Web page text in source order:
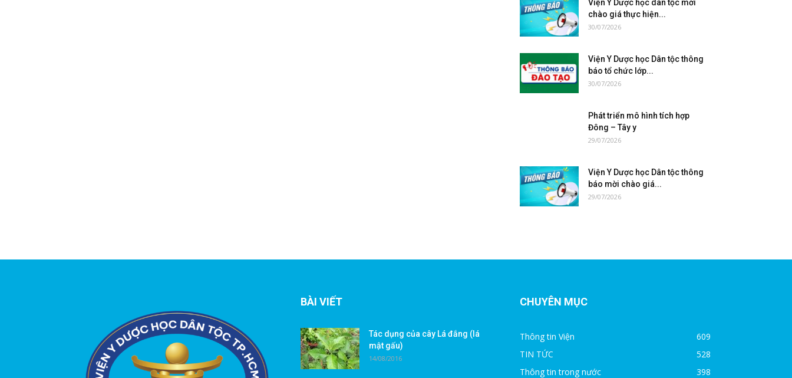
Viện Y Dược học dân tộc mời
chào giá thực hiện...
30/07/2026
Viện Y Dược học Dân tộc thông
báo tổ chức lớp...
30/07/2026
Phát triển mô hình tích hợp
Đông – Tây y
29/07/2026
Viện Y Dược học Dân tộc thông
báo mời chào giá...
29/07/2026
BÀI VIẾT
Tác dụng của cây Lá đắng (lá
mật gấu)
14/08/2016
CHUYÊN MỤC
Thông tin Viện
609
TIN TỨC
528
Thông tin trong nước
398